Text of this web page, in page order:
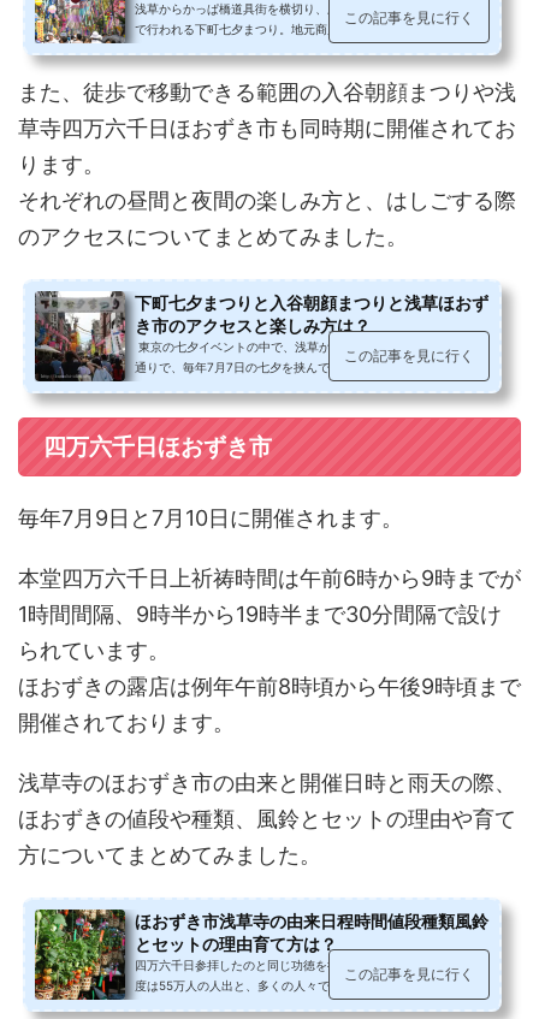
浅草からかっぱ橋道具街を横切り、上野に向かうかっぱ橋本通り
で行われる下町七夕まつり。地元商店街中心の手作り感の濃い楽
この記事を見に行く
また、徒歩で移動できる範囲の入谷朝顔まつりや浅
草寺四万六千日ほおずき市も同時期に開催されてお
ります。
それぞれの昼間と夜間の楽しみ方と、はしごする際
のアクセスについてまとめてみました。
下町七夕まつりと入谷朝顔まつりと浅草ほおず
き市のアクセスと楽しみ方は？
東京の七夕イベントの中で、浅草から上野にかけてのかっぱ橋本
通りで、毎年7月7日の七夕を挟んで開催される、下町七夕まつ
この記事を見に行く
四万六千日ほおずき市
毎年7月9日と7月10日に開催されます。
本堂四万六千日上祈祷時間は午前6時から9時までが
1時間間隔、9時半から19時半まで30分間隔で設け
られています。
ほおずきの露店は例年午前8時頃から午後9時頃まで
開催されております。
浅草寺のほおずき市の由来と開催日時と雨天の際、
ほおずきの値段や種類、風鈴とセットの理由や育て
方についてまとめてみました。
ほおずき市浅草寺の由来日程時間値段種類風鈴
とセットの理由育て方は？
四万六千日参拝したのと同じ功徳を得られると伝えられ、2015年
度は55万人の人出と、多くの人々で賑わう浅草ほおずき市。ほお
この記事を見に行く